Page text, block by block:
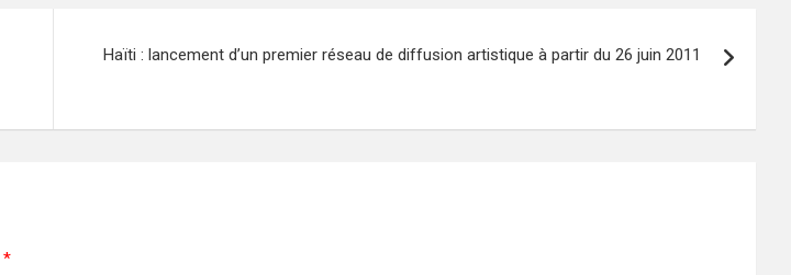
Haïti : lancement d’un premier réseau de diffusion artistique à partir du 26 juin 2011
*